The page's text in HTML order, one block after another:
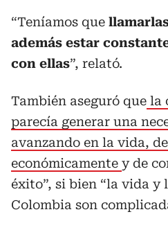
“Teníamos que
además estar
con ellas”, relató.
También aseguró que la
parecía generar una
avanzando en la vida,
económicamente y de
éxito”, si bien “la vida y
Colombia son